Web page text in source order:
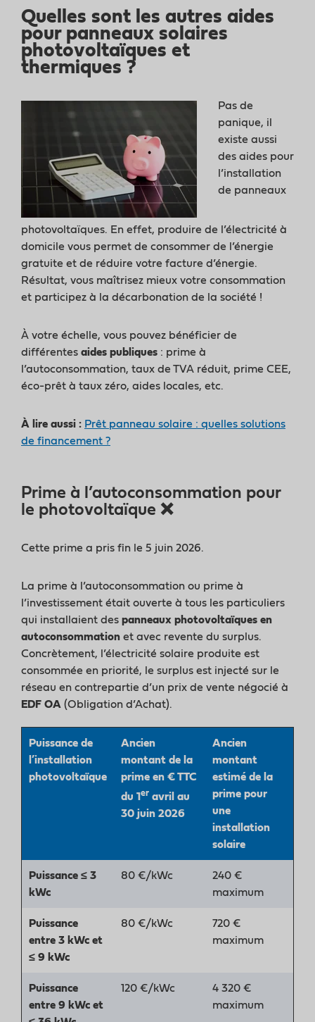
Quelles sont les autres aides
pour panneaux solaires
photovoltaïques et
thermiques ?
Pas de
panique, il
existe aussi
des aides pour
l’installation
de panneaux
photovoltaïques. En effet, produire de l’électricité à
domicile vous permet de consommer de l’énergie
gratuite et de réduire votre facture d’énergie.
Résultat, vous maîtrisez mieux votre consommation
et participez à la décarbonation de la société !
À votre échelle, vous pouvez bénéficier de
différentes aides publiques : prime à
l’autoconsommation, taux de TVA réduit, prime CEE,
éco-prêt à taux zéro, aides locales, etc.
À lire aussi : Prêt panneau solaire : quelles solutions
de financement ?
Prime à l’autoconsommation pour
le photovoltaïque ❌
Cette prime a pris fin le 5 juin 2026.
La prime à l’autoconsommation ou prime à
l’investissement était ouverte à tous les particuliers
qui installaient des panneaux photovoltaïques en
autoconsommation et avec revente du surplus.
Concrètement, l’électricité solaire produite est
consommée en priorité, le surplus est injecté sur le
réseau en contrepartie d’un prix de vente négocié à
EDF OA (Obligation d’Achat).
Puissance de
l’installation
photovoltaïque
Ancien
montant de la
prime en € TTC
du 1 er avril au
30 juin 2026
Ancien
montant
estimé de la
prime pour
une
installation
solaire
Puissance ≤ 3
kWc
80 €/kWc
240 €
maximum
Puissance
entre 3 kWc et
≤ 9 kWc
80 €/kWc
720 €
maximum
Puissance
entre 9 kWc et
120 €/kWc
4 320 €
maximum